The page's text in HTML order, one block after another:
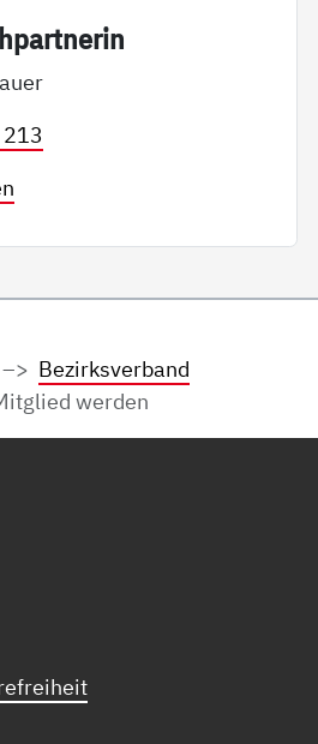
Bezirksverband
werden